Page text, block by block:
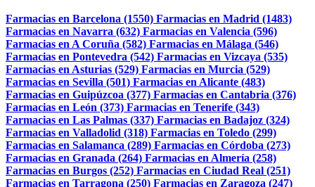
Farmacias en Barcelona (1550) Farmacias en Madrid (1483)
Farmacias en Navarra (632) Farmacias en Valencia (596)
Farmacias en A Coruña (582) Farmacias en Málaga (546)
Farmacias en Pontevedra (542) Farmacias en Vizcaya (535)
Farmacias en Asturias (529) Farmacias en Murcia (529)
Farmacias en Sevilla (501) Farmacias en Alicante (483)
Farmacias en Guipúzcoa (377) Farmacias en Cantabria (376)
Farmacias en León (373) Farmacias en Tenerife (343)
Farmacias en Las Palmas (337) Farmacias en Badajoz (324)
Farmacias en Valladolid (318) Farmacias en Toledo (299)
Farmacias en Salamanca (289) Farmacias en Córdoba (273)
Farmacias en Granada (264) Farmacias en Almería (258)
Farmacias en Burgos (252) Farmacias en Ciudad Real (251)
Farmacias en Tarragona (250) Farmacias en Zaragoza (247)